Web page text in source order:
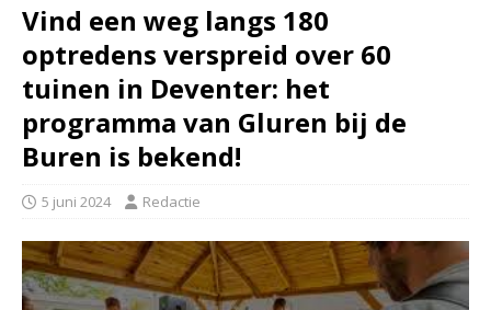
Vind een weg langs 180
optredens verspreid over 60
tuinen in Deventer: het
programma van Gluren bij de
Buren is bekend!
5 juni 2024 Redactie